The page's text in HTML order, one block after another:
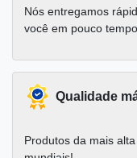
Nós entregamos
você em pouco
Qualidade
Produtos da mais